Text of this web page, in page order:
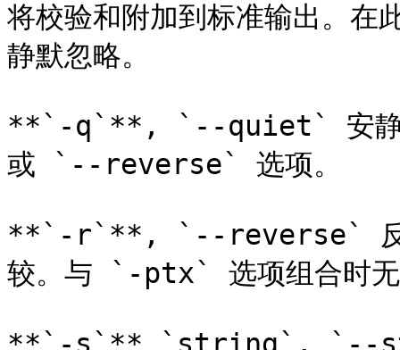
将校验和附加到标准输出。在
静默忽略。
**`-q`**, `--quiet` 安静模
或 `--reverse` 选项。
**`-r`**, `--reverse` 反转
较。与 `-ptx` 选项组合时无